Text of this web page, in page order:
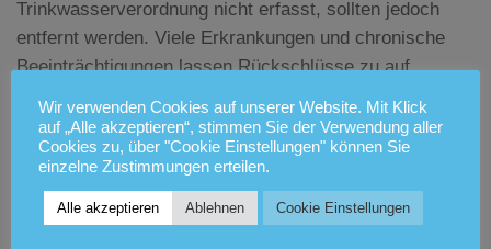
Trinkwasserverordnung nicht erfasst, sollten jedoch
entfernt werden. Viele Erkrankungen und chronische
Beeinträchtigungen lassen Rückschlüsse zu auf
Wir verwenden Cookies auf unserer Website. Mit Klick
auf „Alle akzeptieren“, stimmen Sie der Verwendung aller
Cookies zu, über "Cookie Einstellungen" können Sie
einzelne Zustimmungen erteilen.
Alle akzeptieren Ablehnen Cookie Einstellungen